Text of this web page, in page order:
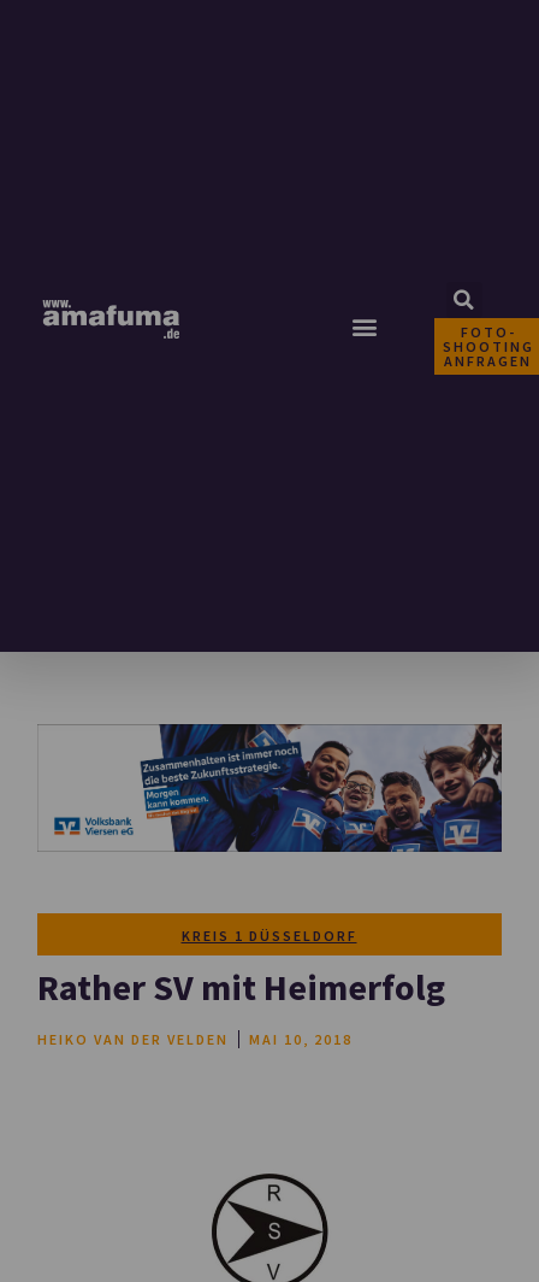
FOTO-
SHOOTING
ANFRAGEN
KREIS 1 DÜSSELDORF
Rather SV mit Heimerfolg
HEIKO VAN DER VELDEN MAI 10, 2018